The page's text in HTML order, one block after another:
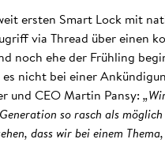
ersten Smart Lock mit
via Thread über einen
noch ehe der Frühling
nicht bei einer
und CEO Martin Pansy:
so rasch als
dass wir bei einem